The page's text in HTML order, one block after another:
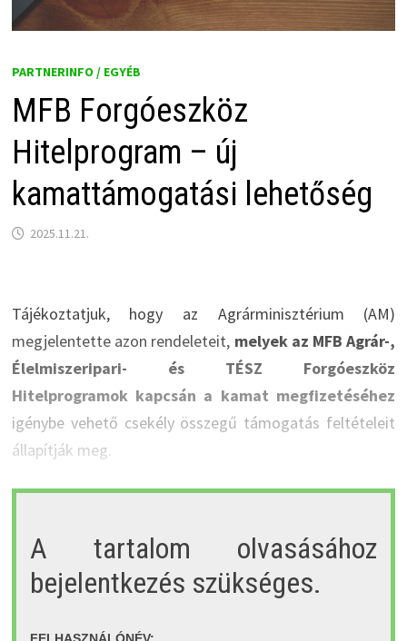
PARTNERINFO / EGYÉB
MFB Forgóeszköz
Hitelprogram – új
kamattámogatási lehetőség
2025.11.21.
Tájékoztatjuk, hogy az Agrárminisztérium (AM)
megjelentette azon rendeleteit, melyek az MFB Agrár-,
Élelmiszeripari- és TÉSZ Forgóeszköz
Hitelprogramok kapcsán a kamat megfizetéséhez
igénybe vehető csekély összegű támogatás feltételeit
állapítják meg.
A tartalom olvasásához
bejelentkezés szükséges.